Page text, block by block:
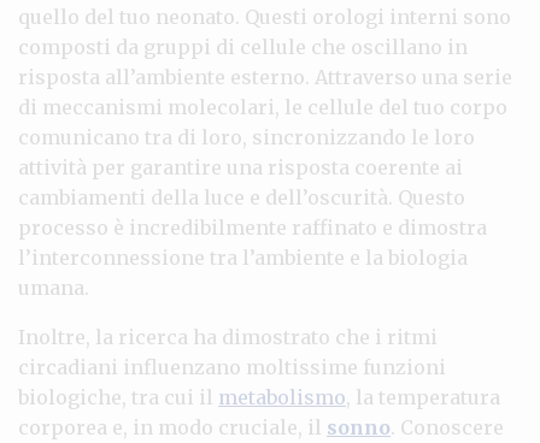
quello del tuo neonato. Questi orologi interni sono
composti da gruppi di cellule che oscillano in
risposta all’ambiente esterno. Attraverso una serie
di meccanismi molecolari, le cellule del tuo corpo
comunicano tra di loro, sincronizzando le loro
attività per garantire una risposta coerente ai
cambiamenti della luce e dell’oscurità. Questo
processo è incredibilmente raffinato e dimostra
l’interconnessione tra l’ambiente e la biologia
umana.
Inoltre, la ricerca ha dimostrato che i ritmi
circadiani influenzano moltissime funzioni
biologiche, tra cui il metabolismo, la temperatura
corporea e, in modo cruciale, il sonno. Conoscere